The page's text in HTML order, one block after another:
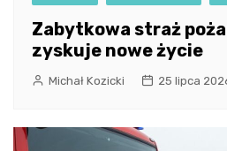
Zabytkowa straż
zyskuje nowe życie
Michał Kozicki 25 lipca